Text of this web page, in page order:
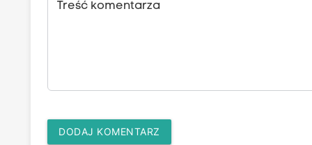
Treść komentarza
DODAJ KOMENTARZ